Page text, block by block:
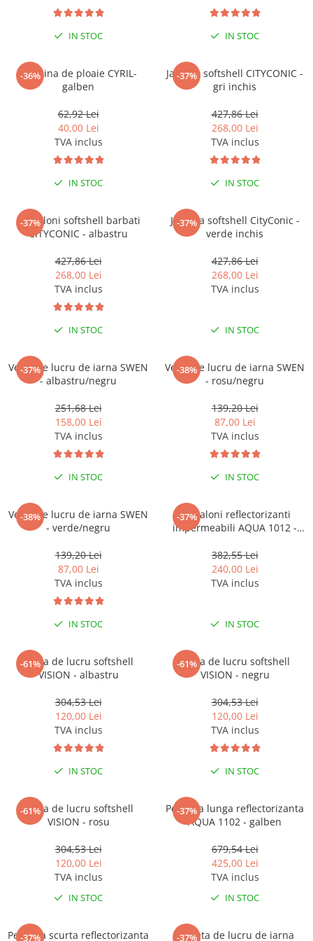
Veste de lucru
Impermeabila
Combinezoane de lucru
impermeabile
Costume de ploaie impermeabile
Jachete / Bluze salopeta
Pantaloni impermeabili
Pelerine de ploaie
Veste de lucru
Industria alimentara
Pantaloni de lucru
Sorturi impermeabile
Pantaloni de lucru in talie
Pentru sudura
Pentru copii
Pantaloni de lucru cu pieptar
Pentru femei
Bluze pentru femei
Fleece-uri
Pantaloni de lucru cu pieptar
Pantaloni de lucru in talie
Veste de lucru
IN STOC IN STOC
-36%
Pelerina de ploaie CYRIL-
galben
62,92 Lei
40,00 Lei
TVA inclus
IN STOC
-37%
Jacheta softshell CITYCONIC -
gri inchis
427,86 Lei
268,00 Lei
TVA inclus
IN STOC
-37%
Pantaloni softshell barbati
CITYCONIC - albastru
427,86 Lei
268,00 Lei
TVA inclus
IN STOC
-37%
Jacheta softshell CityConic -
verde inchis
427,86 Lei
268,00 Lei
TVA inclus
IN STOC
-37%
Vesta de lucru de iarna SWEN
- albastru/negru
251,68 Lei
158,00 Lei
TVA inclus
IN STOC
-38%
Vesta de lucru de iarna SWEN
- rosu/negru
139,20 Lei
87,00 Lei
TVA inclus
IN STOC
-38%
Vesta de lucru de iarna SWEN
- verde/negru
139,20 Lei
87,00 Lei
TVA inclus
IN STOC
-37%
Pantaloni reflectorizanti
impermeabili AQUA 1012 -
382,55 Lei
240,00 Lei
TVA inclus
IN STOC
-61%
Vesta de lucru softshell
VISION - albastru
304,53 Lei
120,00 Lei
TVA inclus
IN STOC
-61%
Vesta de lucru softshell
VISION - negru
304,53 Lei
120,00 Lei
TVA inclus
IN STOC
-61%
Vesta de lucru softshell
VISION - rosu
304,53 Lei
120,00 Lei
TVA inclus
IN STOC
-37%
Pelerina lunga reflectorizanta
AQUA 1102 - galben
679,54 Lei
425,00 Lei
TVA inclus
IN STOC
-37%
Pelerina scurta reflectorizanta -37%
Jacheta de lucru de iarna